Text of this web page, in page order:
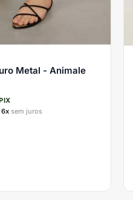
Metal - Animale
6x sem juros